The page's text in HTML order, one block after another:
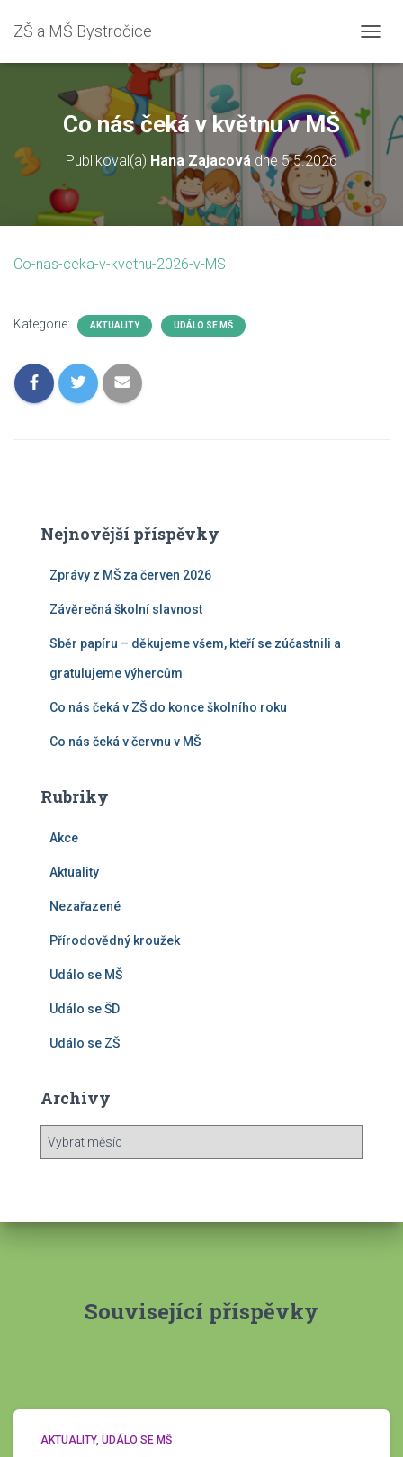
ZŠ a MŠ Bystročice
Ř
N
N
A
V
Co nás čeká v květnu v MŠ
Publikoval(a) Hana Zajacová dne 5.5.2026
Co-nas-ceka-v-kvetnu-2026-v-MS
Kategorie: AKTUALITY UDÁLO SE MŠ
Nejnovější příspěvky
Zprávy z MŠ za červen 2026
Závěrečná školní slavnost
Sběr papíru – děkujeme všem, kteří se zúčastnili a
gratulujeme výhercům
Co nás čeká v ZŠ do konce školního roku
Co nás čeká v červnu v MŠ
Rubriky
Akce
Aktuality
Nezařazené
Přírodovědný kroužek
Událo se MŠ
Událo se ŠD
Událo se ZŠ
Archivy
Související příspěvky
AKTUALITY UDÁLO SE MŠ